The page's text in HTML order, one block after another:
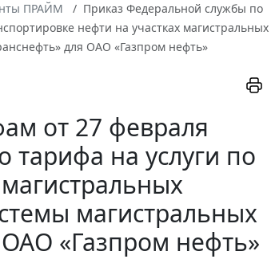
ПРАЙМ
Приказ Федеральной службы по
нефти на участках магистральных
для ОАО «Газпром нефть»
от 27 февраля
тарифа на услуги по
магистральных
«Газпром нефть»